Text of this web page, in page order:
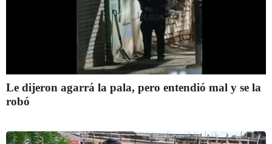
Le dijeron agarrá la pala, pero entendió mal y se la
robó